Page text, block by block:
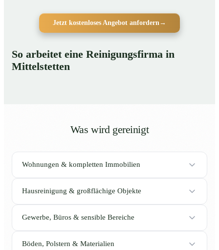
Jetzt kostenloses Angebot anfordern →
So arbeitet eine Reinigungsfirma in
Mittelstetten
Was wird gereinigt
Wohnungen & kompletten Immobilien
Hausreinigung & großflächige Objekte
Gewerbe, Büros & sensible Bereiche
Böden, Polstern & Materialien